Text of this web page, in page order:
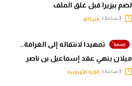
لضم بيزيرا قبل غلق الملف
ميركاتو
تمهيدا لانتقاله إلى الغرافة..
ميلان ينهي عقد إسماعيل بن ناصر
الكرة الأوروبية